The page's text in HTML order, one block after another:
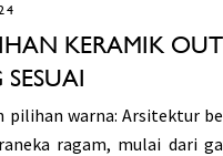
KERAMIK
pilihan warna: Arsitektur
ragam, mulai dari